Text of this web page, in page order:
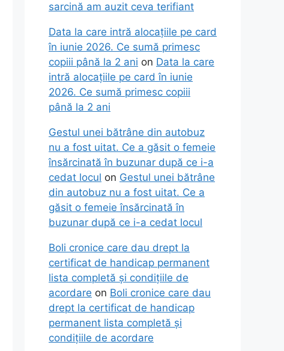
sarcină am auzit ceva terifiant
Data la care intră alocațiile pe card
în iunie 2026. Ce sumă primesc
copiii până la 2 ani on Data la care
intră alocațiile pe card în iunie
2026. Ce sumă primesc copiii
până la 2 ani
Gestul unei bătrâne din autobuz
nu a fost uitat. Ce a găsit o femeie
însărcinată în buzunar după ce i-a
cedat locul on Gestul unei bătrâne
din autobuz nu a fost uitat. Ce a
găsit o femeie însărcinată în
buzunar după ce i-a cedat locul
Boli cronice care dau drept la
certificat de handicap permanent
lista completă și condițiile de
acordare on Boli cronice care dau
drept la certificat de handicap
permanent lista completă și
condițiile de acordare